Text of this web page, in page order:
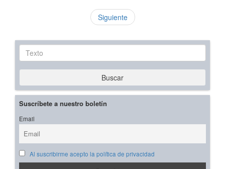
Siguiente
Texto
Buscar
Suscríbete a nuestro boletín
Email
Al suscribirme acepto la política de privacidad